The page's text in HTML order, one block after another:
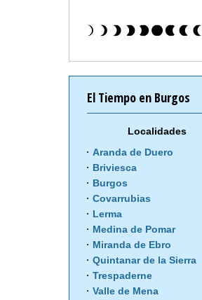
El Tiempo en Burgos
Localidades
Aranda de Duero
Briviesca
Burgos
Covarrubias
Lerma
Medina de Pomar
Miranda de Ebro
Quintanar de la Sierra
Trespaderne
Valle de Mena